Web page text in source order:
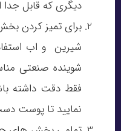
دیگری که قابل جدا
برای تمیز کردن
شیرین و اب
شوینده صنعتی
فقط دقت داشته
نمایید تا پوست